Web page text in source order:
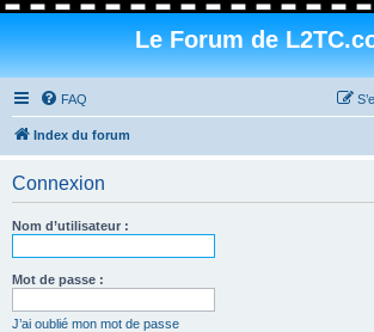
Le Forum de
FAQ
Index du forum
Connexion
Nom d’utilisateur :
Mot de passe :
J’ai oublié mon mot de passe